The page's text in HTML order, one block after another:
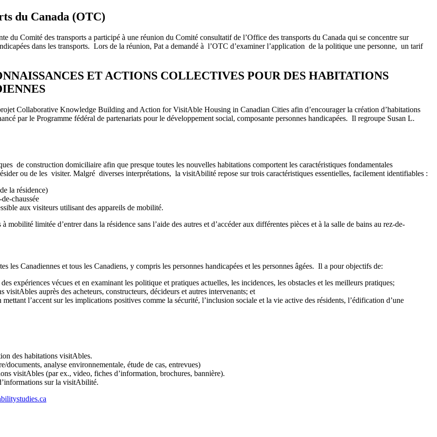
du Canada (OTC)
du Comité des transports a participé à une réunion du Comité consultatif de l’Office des transports du Canada qui se concentre sur
dans les transports. Lors de la réunion, Pat a demandé à l’OTC d’examiner l’application de la politique une personne, un tarif
ET ACTIONS COLLECTIVES POUR DES HABITATIONS
Collaborative Knowledge Building and Action for VisitAble Housing in Canadian Cities afin d’encourager la création d’habitations
par le Programme fédéral de partenariats pour le développement social, composante personnes handicapées. Il regroupe Susan L.
de construction domiciliaire afin que presque toutes les nouvelles habitations comportent les caractéristiques fondamentales
ou de les visiter. Malgré diverses interprétations, la visitAbilité repose sur trois caractéristiques essentielles, facilement identifiables :
la résidence)
chaussée
aux visiteurs utilisant des appareils de mobilité.
limitée d’entrer dans la résidence sans l’aide des autres et d’accéder aux différentes pièces et à la salle de bains au rez-de-
Canadiennes et tous les Canadiens, y compris les personnes handicapées et les personnes âgées. Il a pour objectifs de:
expériences vécues et en examinant les politique et pratiques actuelles, les incidences, les obstacles et les meilleurs pratiques;
auprès des acheteurs, constructeurs, décideurs et autres intervenants; et
l’accent sur les implications positives comme la sécurité, l’inclusion sociale et la vie active des résidents, l’édification d’une
des habitations visitAbles.
analyse environnementale, étude de cas, entrevues)
visitAbles (par ex., video, fiches d’information, brochures, bannière).
sur la visitAbilité.